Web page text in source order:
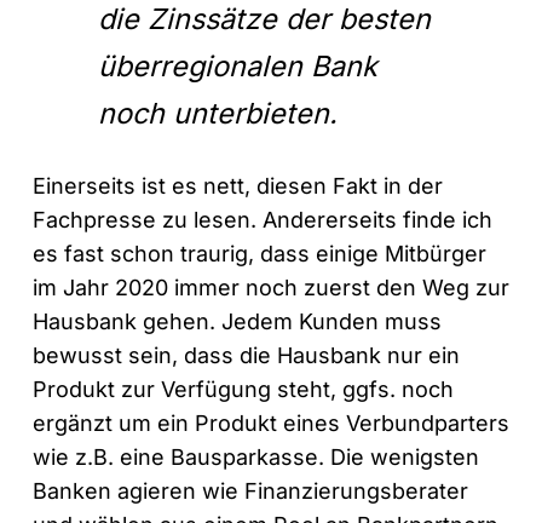
die Zinssätze der besten
überregionalen Bank
noch unterbieten.
Einerseits ist es nett, diesen Fakt in der
Fachpresse zu lesen. Andererseits finde ich
es fast schon traurig, dass einige Mitbürger
im Jahr 2020 immer noch zuerst den Weg zur
Hausbank gehen. Jedem Kunden muss
bewusst sein, dass die Hausbank nur ein
Produkt zur Verfügung steht, ggfs. noch
ergänzt um ein Produkt eines Verbundparters
wie z.B. eine Bausparkasse. Die wenigsten
Banken agieren wie Finanzierungsberater